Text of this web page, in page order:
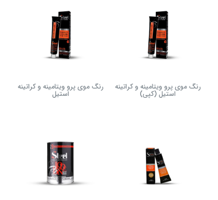
رنگ موی پرو ویتامینه و کراتینه
استیل (کپی)
رنگ موی پرو ویتامینه و کراتینه
استیل